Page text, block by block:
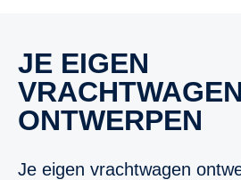
JE EIGEN
VRACHTWAGEN
ONTWERPEN
Je eigen vrachtwagen